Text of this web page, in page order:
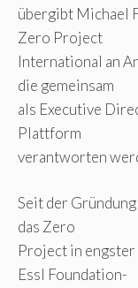
übergibt Michael
Zero Project
International an
die gemeinsam
als Executive
Plattform
verantworten
Seit der
das Zero
Project in
Essl Foundation-